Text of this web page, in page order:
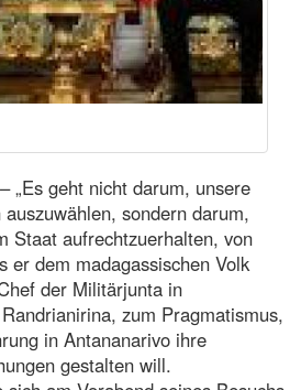
„Es geht nicht darum, unsere
sondern darum,
Staat aufrechtzuerhalten, von
er dem madagassischen Volk
der Militärjunta in
zum Pragmatismus,
in Antananarivo ihre
gestalten will.